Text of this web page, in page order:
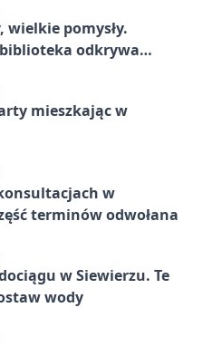
wielkie pomysły.
odkrywa
mieszkając w
w
terminów odwołana
w Siewierzu. Te
wody